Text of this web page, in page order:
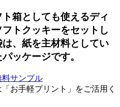
箱としても使えるディ
トクッキーをセットし
、紙を主材料としてい
ッケージです。
料サンプル
お手軽プリント」をご活用く